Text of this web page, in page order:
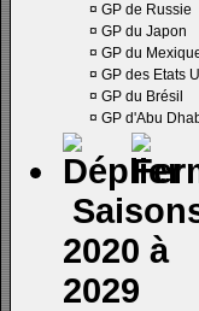
¤ GP de Russie
¤ GP du Japon
¤ GP du
¤ GP des Etats
¤ GP du Brésil
¤ GP d'Abu
2020 à
2029